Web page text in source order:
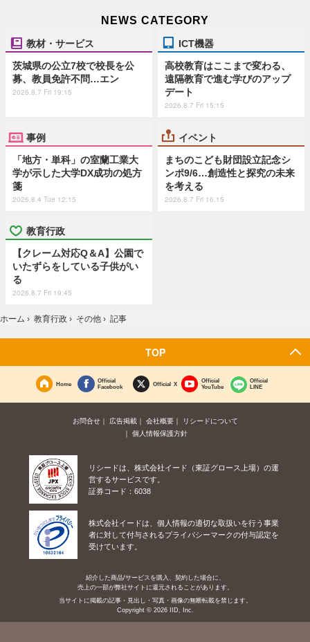
NEWS CATEGORY
教材・サービス
茨城県の公立7校で校長を公
募、教員免許不問…エン
2026.8.7 Fri 19:15
ICT機器
高校教育はここまで変わる、
遠隔教育で進む学びのアップ
デート
2026.8.7 Fri 15:15
事例
「地方・単科」の室蘭工業大
学が示した大学DX成功の処方
箋
2026.8.4 Tue 12:15
イベント
まちのこども財団設立記念シ
ンポ9/6…創造性と探究の未来
を考える
2026.8.7 Fri 16:15
教育行政
【クレーム対応Q＆A】公園で
いたずらをしている子供がい
る
2026.8.7 Fri 19:45
ホーム › 教育行政 › その他 › 記事
TOP
Home
Official
Facebook
Official X
Official
YouTube
Official
LINE
お問合せ 広告掲載 会社概要
リシードについて
個人情報保護方針
リシードは、株式会社イード（東証グロース上場）の運
営するサービスです。
証券コード：6038
株式会社イードは、個人情報の適切な取扱いを行う事業
者に対して付与されるプライバシーマークの付与認定を
受けています。
紹介した商品/サービスを購入、契約した場合に、
売上の一部が弊社サイトに還元されることがあります。
当サイトに掲載の記事・見出し・写真・画像の無断転載を禁じます。
Copyright © 2026 IID, Inc.